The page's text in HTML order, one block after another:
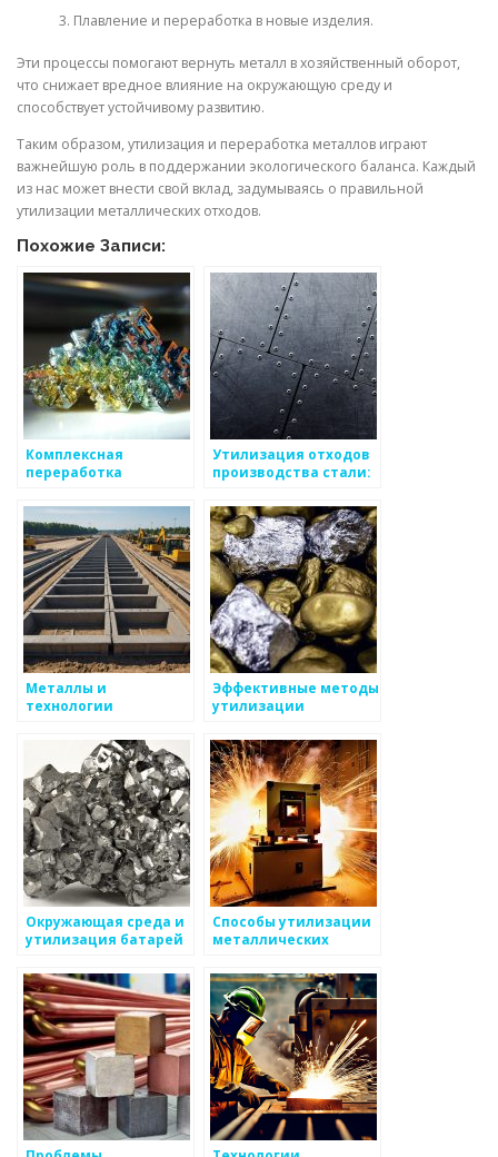
Плавление и переработка в новые изделия.
Эти процессы помогают вернуть металл в хозяйственный оборот,
что снижает вредное влияние на окружающую среду и
способствует устойчивому развитию.
Таким образом, утилизация и переработка металлов играют
важнейшую роль в поддержании экологического баланса. Каждый
из нас может внести свой вклад, задумываясь о правильной
утилизации металлических отходов.
Похожие Записи:
Комплексная
переработка
отходов
Утилизация отходов
производства стали:
Металлы и
технологии
Эффективные методы
утилизации
металлических
материалов
Окружающая среда и
утилизация батарей
Способы утилизации
металлических